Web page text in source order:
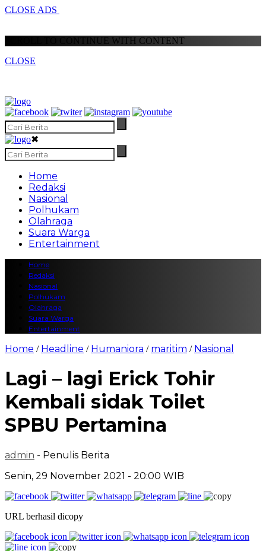
CLOSE ADS
SCROLL TO CONTINUE WITH CONTENT
CLOSE
✖
Home
Redaksi
Nasional
Polhukam
Olahraga
Suara Warga
Entertainment
Home
Redaksi
Nasional
Polhukam
Olahraga
Suara Warga
Entertainment
Home / Headline / Humaniora / maritim / Nasional
Lagi – lagi Erick Tohir
Kembali sidak Toilet
SPBU Pertamina
admin - Penulis Berita
Senin, 29 November 2021 - 20:00 WIB
URL berhasil dicopy